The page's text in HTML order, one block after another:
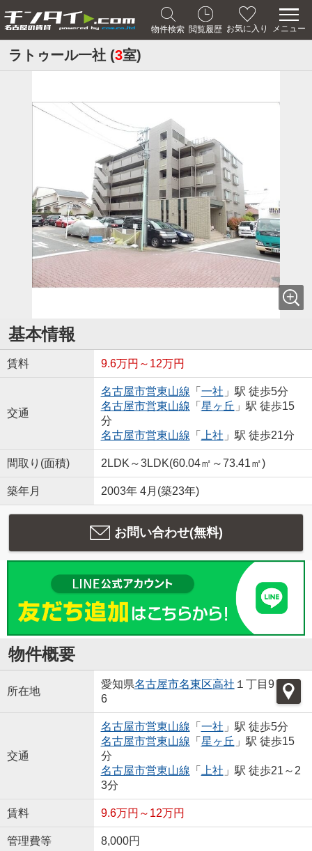
物件検索 閲覧履歴 お気に入り メニュー
ラトゥール一社 (3室)
基本情報
賃料 9.6万円～12万円
交通
名古屋市営東山線 「 一社 」駅 徒歩5分
名古屋市営東山線 「 星ヶ丘 」駅 徒歩15
分
名古屋市営東山線 「 上社 」駅 徒歩21分
間取り(面積) 2LDK～3LDK(60.04㎡～73.41㎡)
築年月 2003年 4月(築23年)
お問い合わせ(無料)
物件概要
所在地
愛知県名古屋市名東区高社 １丁目9
6
交通
名古屋市営東山線 「 一社 」駅 徒歩5分
名古屋市営東山線 「 星ヶ丘 」駅 徒歩15
分
名古屋市営東山線 「 上社 」駅 徒歩21～2
3分
賃料 9.6万円～12万円
管理費等 8,000円